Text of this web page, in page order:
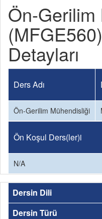
Ön-
Detayları
Ders Adı
Ön-Gerilim Mühendisliği
Ön Koşul Ders(ler)i
N/A
Dersin Dili
Dersin Türü